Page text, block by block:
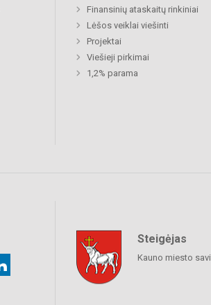
Finansinių ataskaitų rinkiniai
Lėšos veiklai viešinti
Projektai
Viešieji pirkimai
1,2% parama
Steigėjas
Kauno miesto